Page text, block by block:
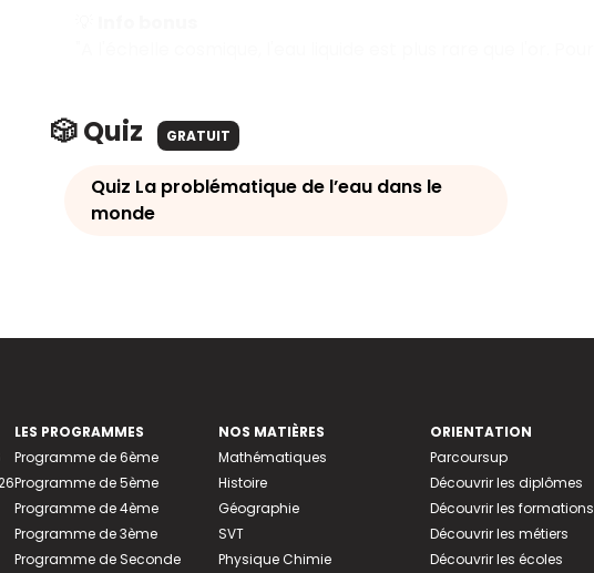
🎲 Quiz GRATUIT
Quiz La problématique de l’eau dans le
monde
LES PROGRAMMES
Programme de 6ème
Programme de 5ème
Programme de 4ème
Programme de 3ème
Programme de Seconde
NOS MATIÈRES
Mathématiques
Histoire
Géographie
SVT
Physique Chimie
ORIENTATION
Parcoursup
Découvrir les diplômes
Découvrir les formations
Découvrir les métiers
Découvrir les écoles